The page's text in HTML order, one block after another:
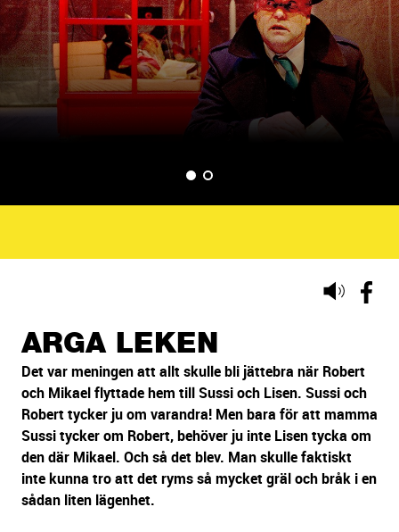
d
s
p
e
l
BILD 1BILD 2
Lyssna
ARGA LEKEN
Det var meningen att allt skulle bli jättebra när Robert
och Mikael flyttade hem till Sussi och Lisen. Sussi och
Robert tycker ju om varandra! Men bara för att mamma
Sussi tycker om Robert, behöver ju inte Lisen tycka om
den där Mikael. Och så det blev. Man skulle faktiskt
inte kunna tro att det ryms så mycket gräl och bråk i en
sådan liten lägenhet.